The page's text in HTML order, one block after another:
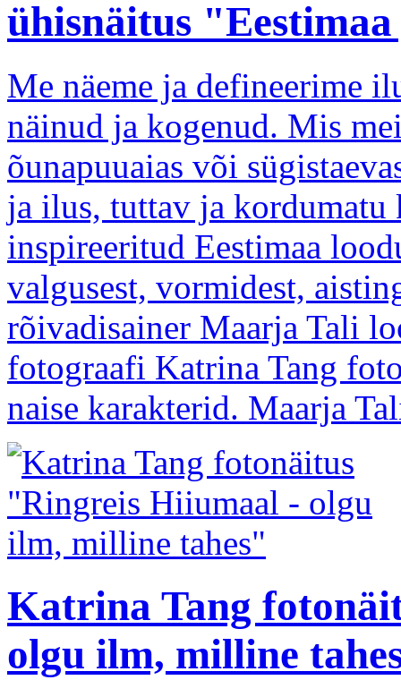
ühisnäitus
Me näeme ja defineerime
näinud ja kogenud. Mis
õunapuuaias või
ja ilus, tuttav ja kordumatu
inspireeritud Eestimaa
valgusest, vormidest,
rõivadisainer Maarja Tali
fotograafi Katrina Tang
naise karakterid. Maarja
Katrina Tang
olgu ilm, milline